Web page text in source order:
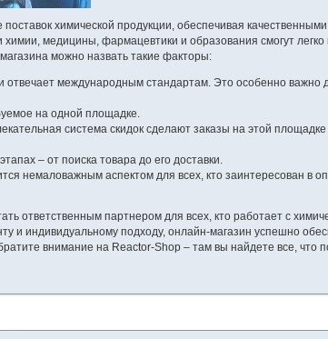
химической продукции, обеспечивая
медицины, фармацевтики и образования смогут легко
можно назвать такие факторы:
отвечает международным стандартам. Это особенно важно
на одной площадке.
система скидок сделают заказы на этой
– от поиска товара до его доставки.
немаловажным аспектом для всех, кто заинтересован в
ответственным партнером для всех, кто работает с
и индивидуальному подходу, онлайн-магазин успешно
внимание на Reactor-Shop – там вы найдете все, что